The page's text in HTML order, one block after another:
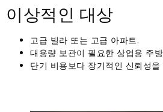
이상적인 대상
고급 빌라 또는 고급 아파트.
대용량 보관이 필요한 상업용 주
단기 비용보다 장기적인 신뢰성